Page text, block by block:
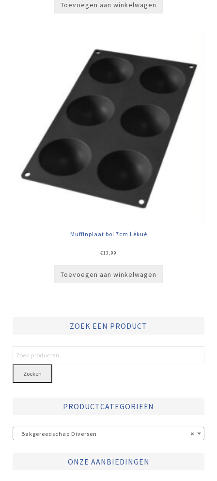
Toevoegen aan winkelwagen
Muffinplaat bol 7cm Lékué
€13,99
Toevoegen aan winkelwagen
ZOEK EEN PRODUCT
Zoeken
PRODUCTCATEGORIEËN
×
Bakgereedschap Diversen
ONZE AANBIEDINGEN